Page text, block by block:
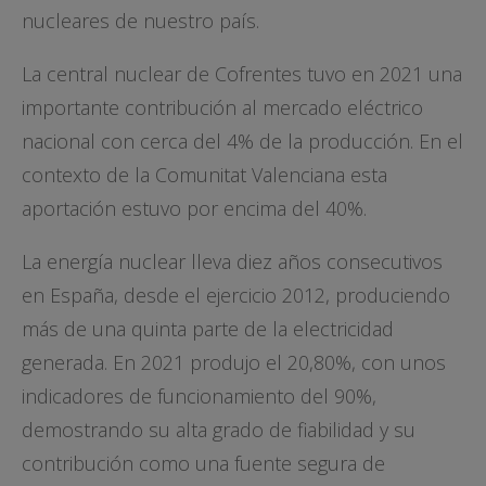
nucleares de nuestro país.
La central nuclear de Cofrentes tuvo en 2021 una
importante contribución al mercado eléctrico
nacional con cerca del 4% de la producción. En el
contexto de la Comunitat Valenciana esta
aportación estuvo por encima del 40%.
La energía nuclear lleva diez años consecutivos
en España, desde el ejercicio 2012, produciendo
más de una quinta parte de la electricidad
generada. En 2021 produjo el 20,80%, con unos
indicadores de funcionamiento del 90%,
demostrando su alta grado de fiabilidad y su
contribución como una fuente segura de